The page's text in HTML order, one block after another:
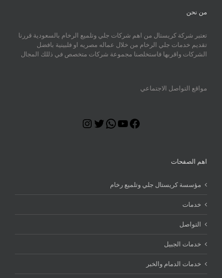
من نحن
تعتبر شركة كريستال من اهم شركات جلي وتلميع الرخام بالسعودية قررنا
تقديم خدمات جلي الرخام من خلال عماله مصريه او فلبينية بافضل
الشركات واقربها فاستخلصنا مجموعة شركات متخصص في ذللك المجال
مواقع التواصل الاجتماعي
Facebook
YouTube
WhatsApp
Twitter
اهم الصفحات
مؤسسة كريستال جلي وتلميع رخام
خدمات
التواصل
خدمات الجبيل
خدمات الدمام والخبر